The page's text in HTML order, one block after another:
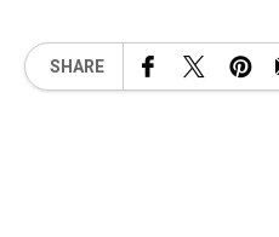
SHARE